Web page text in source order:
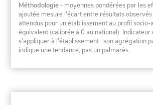
Méthodologie - moyennes pondérées par les
ajoutée mesure l'écart entre résultats
attendus pour un établissement au profil socio-
équivalent (calibrée à 0 au national). Indicateur
s'appliquer à l'établissement ; son agrégation
indique une tendance, pas un palmarès.